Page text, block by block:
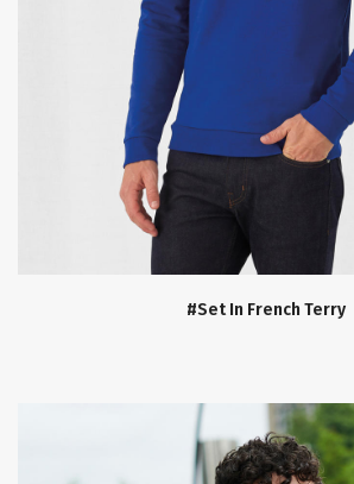
#Set In French Terry